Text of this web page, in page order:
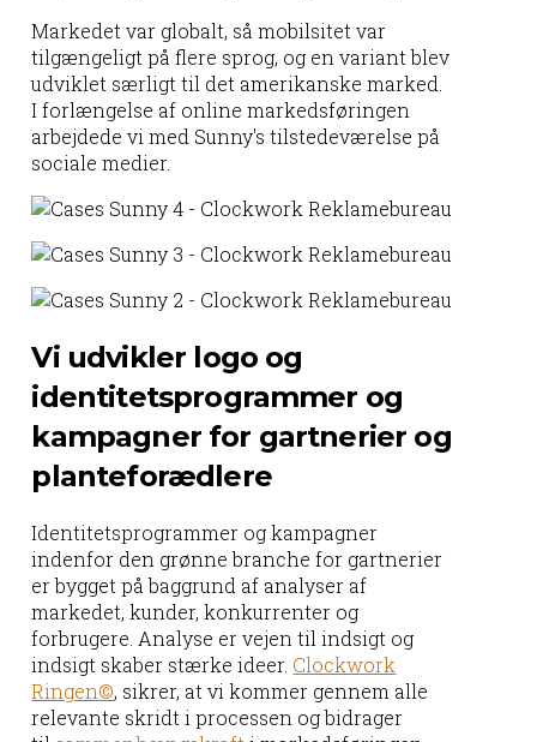
Markedet var globalt, så mobilsitet var
tilgængeligt på flere sprog, og en variant blev
udviklet særligt til det amerikanske marked.
I forlængelse af online markedsføringen
arbejdede vi med Sunny's tilstedeværelse på
sociale medier.
Vi udvikler logo og
identitetsprogrammer og
kampagner for gartnerier og
planteforædlere
Identitetsprogrammer og kampagner
indenfor den grønne branche for gartnerier
er bygget på baggrund af analyser af
markedet, kunder, konkurrenter og
forbrugere. Analyse er vejen til indsigt og
indsigt skaber stærke ideer. Clockwork
Ringen©, sikrer, at vi kommer gennem alle
relevante skridt i processen og bidrager